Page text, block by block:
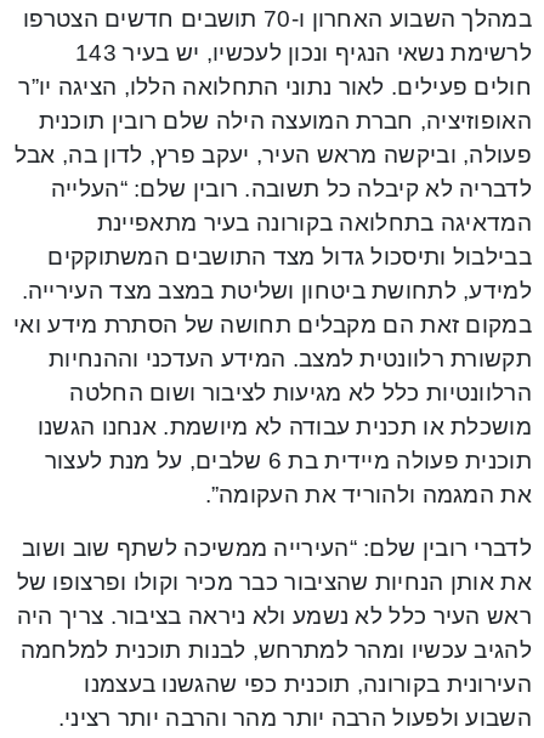
במהלך השבוע האחרון ו-70 תושבים חדשים הצטרפו
לרשימת נשאי הנגיף ונכון לעכשיו, יש בעיר 143
חולים פעילים. לאור נתוני התחלואה הללו, הציגה יו”ר
האופוזיציה, חברת המועצה הילה שלם רובין תוכנית
פעולה, וביקשה מראש העיר, יעקב פרץ, לדון בה, אבל
לדבריה לא קיבלה כל תשובה. רובין שלם: “העלייה
המדאיגה בתחלואה בקורונה בעיר מתאפיינת
בבילבול ותיסכול גדול מצד התושבים המשתוקקים
למידע, לתחושת ביטחון ושליטת במצב מצד העירייה.
במקום זאת הם מקבלים תחושה של הסתרת מידע ואי
תקשורת רלוונטית למצב. המידע העדכני וההנחיות
הרלוונטיות כלל לא מגיעות לציבור ושום החלטה
מושכלת או תכנית עבודה לא מיושמת. אנחנו הגשנו
תוכנית פעולה מיידית בת 6 שלבים, על מנת לעצור
את המגמה ולהוריד את העקומה”.
לדברי רובין שלם: “העירייה ממשיכה לשתף שוב ושוב
את אותן הנחיות שהציבור כבר מכיר וקולו ופרצופו של
ראש העיר כלל לא נשמע ולא ניראה בציבור. צריך היה
להגיב עכשיו ומהר למתרחש, לבנות תוכנית למלחמה
העירונית בקורונה, תוכנית כפי שהגשנו בעצמנו
השבוע ולפעול הרבה יותר מהר והרבה יותר רציני.